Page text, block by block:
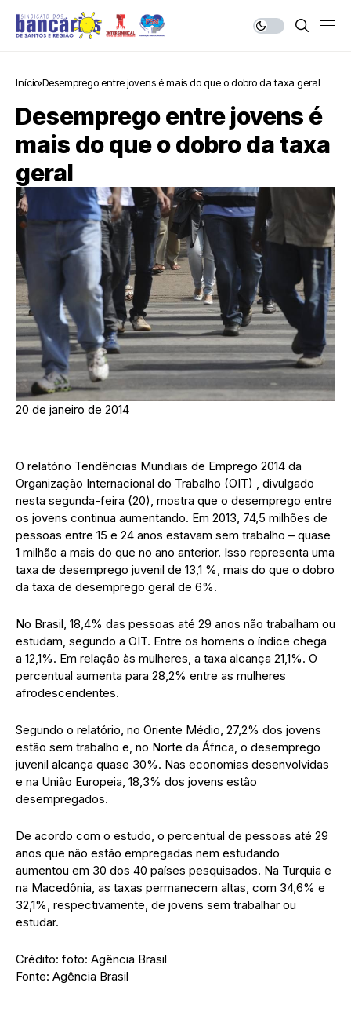
Início Desemprego entre jovens é mais do que o dobro da taxa geral
Desemprego entre jovens é
mais do que o dobro da taxa
geral
20 de janeiro de 2014
O relatório Tendências Mundiais de Emprego 2014 da
Organização Internacional do Trabalho (OIT) , divulgado
nesta segunda-feira (20), mostra que o desemprego entre
os jovens continua aumentando. Em 2013, 74,5 milhões de
pessoas entre 15 e 24 anos estavam sem trabalho – quase
1 milhão a mais do que no ano anterior. Isso representa uma
taxa de desemprego juvenil de 13,1 %, mais do que o dobro
da taxa de desemprego geral de 6%.
No Brasil, 18,4% das pessoas até 29 anos não trabalham ou
estudam, segundo a OIT. Entre os homens o índice chega
a 12,1%. Em relação às mulheres, a taxa alcança 21,1%. O
percentual aumenta para 28,2% entre as mulheres
afrodescendentes.
Segundo o relatório, no Oriente Médio, 27,2% dos jovens
estão sem trabalho e, no Norte da África, o desemprego
juvenil alcança quase 30%. Nas economias desenvolvidas
e na União Europeia, 18,3% dos jovens estão
desempregados.
De acordo com o estudo, o percentual de pessoas até 29
anos que não estão empregadas nem estudando
aumentou em 30 dos 40 países pesquisados. Na Turquia e
na Macedônia, as taxas permanecem altas, com 34,6% e
32,1%, respectivamente, de jovens sem trabalhar ou
estudar.
Crédito: foto: Agência Brasil
Fonte: Agência Brasil